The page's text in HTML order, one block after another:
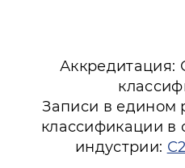
Аккредитация:
Записи в едином
классификации в
индустрии: